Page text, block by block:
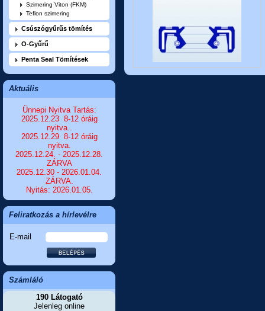
Szimering Viton (FKM)
Teflon szimering
Csúszógyűrűs tömítés
O-Gyűrű
Penta Seal Tömítések
Aktuális
Ünnepi Nyitva Tartás:
2025.12.23 8-12 óráig
nyitva..
2025.12.29 8-12 óráig
nyitva.
2025.12.24. - 2025.12.28.
ZÁRVA
2025.12.30 - 2026.01.04.
ZÁRVA.
Nyitás: 2026.01.05.
Feliratkozás a hírlevélre
E-mail
Számláló
190 Látogató
Jelenleg online